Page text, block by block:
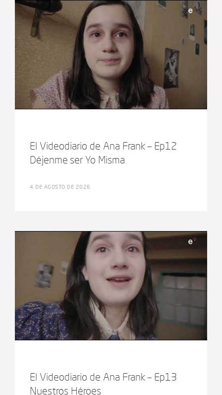
El Videodiario de Ana Frank – Ep12
Déjenme ser Yo Misma
4 DE AGOSTO DE 2026
El Videodiario de Ana Frank – Ep13
Nuestros Héroes